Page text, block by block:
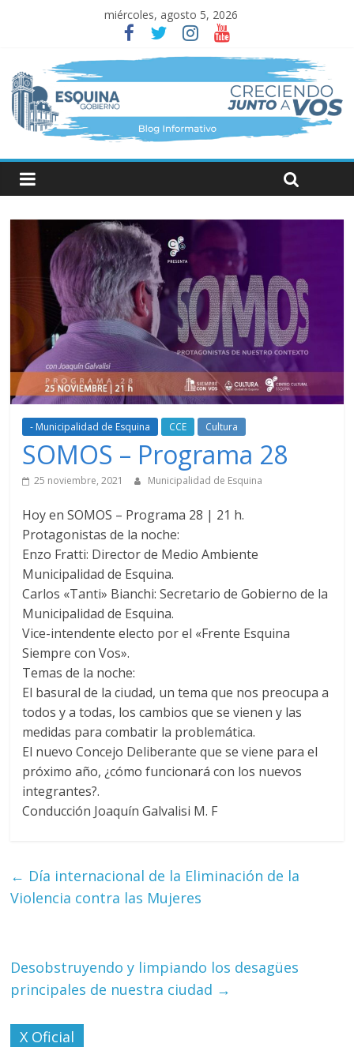
miércoles, agosto 5, 2026
- Municipalidad de Esquina CCE Cultura
SOMOS – Programa 28
25 noviembre, 2021 Municipalidad de Esquina
Hoy enSOMOS – Programa 28 | 21 h.
Protagonistas de la noche:
Enzo Fratti: Director de Medio Ambiente
Municipalidad de Esquina.
Carlos «Tanti» Bianchi: Secretario de Gobierno de la
Municipalidad de Esquina.
Vice-intendente electo por el «Frente Esquina
Siempre con Vos».
Temas de la noche:
El basural de la ciudad, un tema que nos preocupa a
todos y a todas, los cambios que se vienen y las
medidas para combatir la problemática.
El nuevo Concejo Deliberante que se viene para el
próximo año, ¿cómo funcionará con los nuevos
integrantes?.
Conducción Joaquín Galvalisi M. F
← Día internacional de la Eliminación de la
Violencia contra las Mujeres
Desobstruyendo y limpiando los desagües
principales de nuestra ciudad →
X Oficial